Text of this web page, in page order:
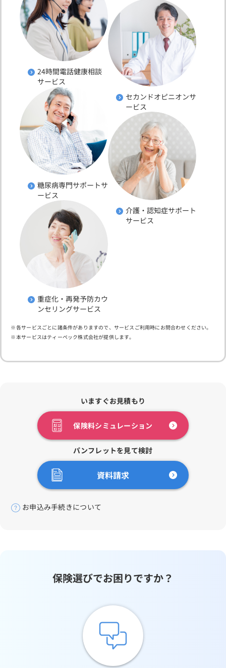
24時間電話健康相談
サービス
セカンドオピニオンサ
ービス
糖尿病専門サポートサ
ービス
介護・認知症サポート
サービス
重症化・再発予防カウ
ンセリングサービス
各サービスごとに諸条件がありますので、サービスご利用時にお問合わせください。
本サービスはティーペック株式会社が提供します。
いますぐお見積もり
保険料シミュレーション
パンフレットを見て検討
資料請求
お申込み手続きについて
保険選びでお困りですか？